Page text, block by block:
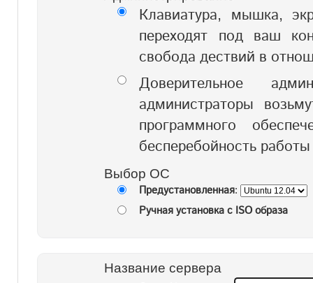
Клавиатура, мышка,
переходят под ваш
свобода дествий в
Доверительное
администраторы
программного
бесперебойность
Выбор ОС
Предустановленная:
Ручная установка с ISO образа
Название сервера